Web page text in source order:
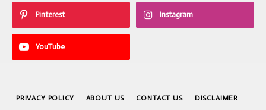
Pinterest Instagram
YouTube
PRIVACY POLICY ABOUT US CONTACT US DISCLAIMER